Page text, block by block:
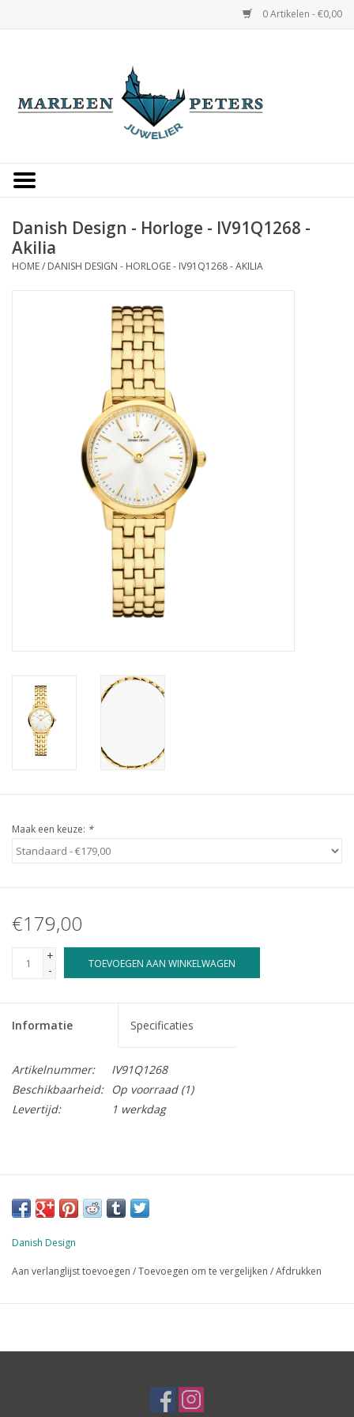
0 Artikelen - €0,00
Merken
Cadeaukaarten
Danish Design - Horloge - IV91Q1268 -
Akilia
HOME/ DANISH DESIGN - HORLOGE - IV91Q1268 - AKILIA
Maak een keuze: *
€179,00
+
-
TOEVOEGEN AAN WINKELWAGEN
Informatie Specificaties
Artikelnummer:
IV91Q1268
Beschikbaarheid:
Op voorraad(1)
Levertijd:
1 werkdag
Danish Design
Aan verlanglijst toevoegen /Toevoegen om te vergelijken /Afdrukken